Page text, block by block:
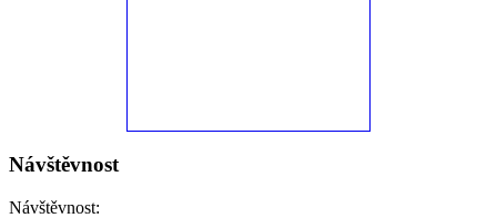
Návštěvnost
Návštěvnost: